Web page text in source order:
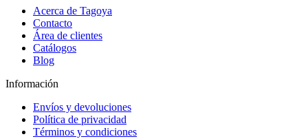
Acerca de Tagoya
Contacto
Área de clientes
Catálogos
Blog
Información
Envíos y devoluciones
Política de privacidad
Términos y condiciones